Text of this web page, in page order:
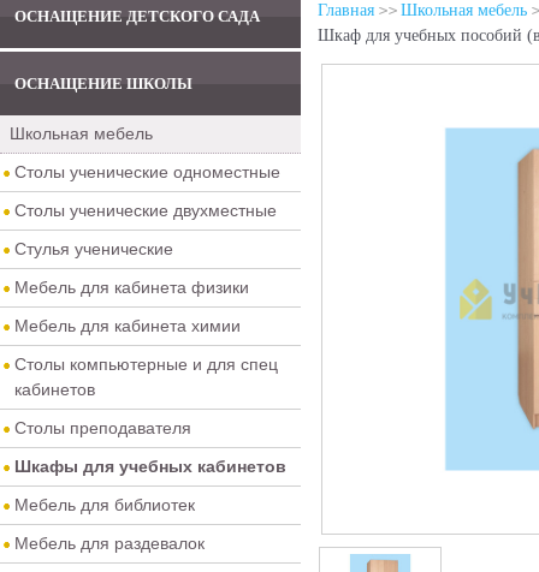
ОСНАЩЕНИЕ ДЕТСКОГО САДА
ОСНАЩЕНИЕ ШКОЛЫ
Школьная мебель
Столы ученические одноместные
Столы ученические двухместные
Стулья ученические
Мебель для кабинета физики
Мебель для кабинета химии
Столы компьютерные и для спец
кабинетов
Столы преподавателя
Шкафы для учебных кабинетов
Мебель для библиотек
Мебель для раздевалок
Главная
Школьная мебель
Шкаф для учебных пособий